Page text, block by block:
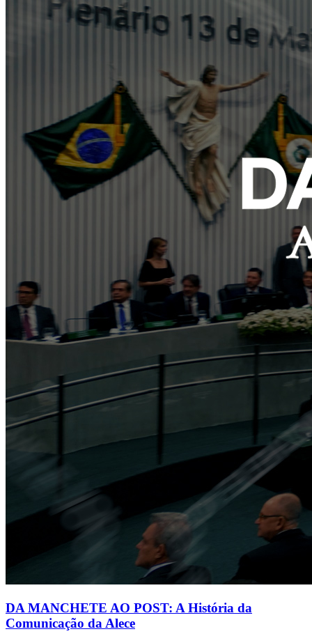
DA MANCHETE AO POST: A História da
Comunicação da Alece